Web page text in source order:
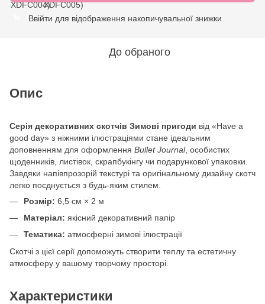
Ввійти для відображення накопичувальної знижки
До обраного
Опис
Серія декоративних скотчів Зимові пригоди від «Have a
good day» з ніжними ілюстраціями стане ідеальним
доповненням для оформлення Bullet Journal, особистих
щоденників, листівок, скрапбукінгу чи подарункової упаковки.
Завдяки напівпрозорій текстурі та оригінальному дизайну скотч
легко поєднується з будь-яким стилем.
Розмір: 6,5 см × 2 м
Матеріал: якісний декоративний папір
Тематика: атмосферні зимові ілюстрації
Скотчі з цієї серії допоможуть створити теплу та естетичну
атмосферу у вашому творчому просторі.
Характеристики